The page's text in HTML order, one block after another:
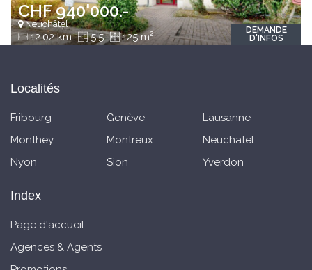
CHF 940'000.-
Neuchâtel
12.02 km 5.5 125 m2
DEMANDE
D'INFOS
Localités
Fribourg Genève
Lausanne
Monthey
Montreux
Neuchatel
Nyon
Sion Yverdon
Index
Page d'accueil
Agences & Agents